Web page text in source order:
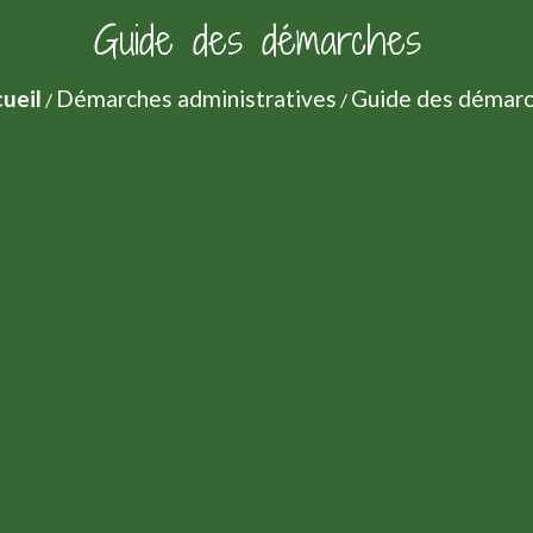
Guide des démarches
/ Démarches administratives / Guide des